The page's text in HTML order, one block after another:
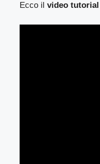
Ecco il video tutorial